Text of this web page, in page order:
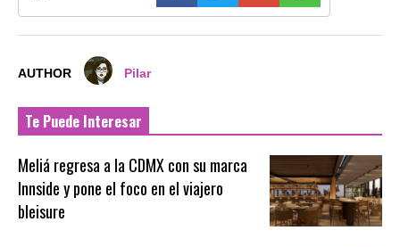
AUTHOR Pilar
Te Puede Interesar
Meliá regresa a la CDMX con su marca
Innside y pone el foco en el viajero
bleisure